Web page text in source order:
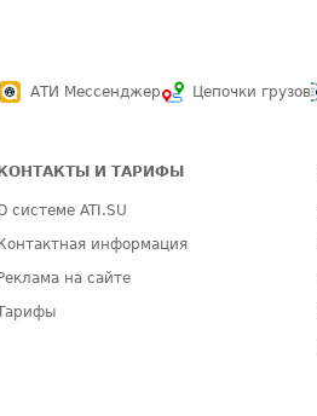
АТИ Мессенджер Цепочки грузов
КОНТАКТЫ И ТАРИФЫ
системе ATI.SU
Контактная информация
Реклама на сайте